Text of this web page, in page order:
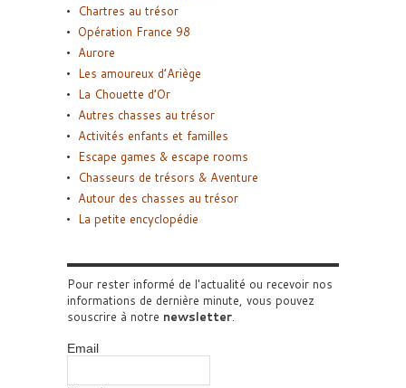
Chartres au trésor
Opération France 98
Aurore
Les amoureux d’Ariège
La Chouette d’Or
Autres chasses au trésor
Activités enfants et familles
Escape games & escape rooms
Chasseurs de trésors & Aventure
Autour des chasses au trésor
La petite encyclopédie
Pour rester informé de l'actualité ou recevoir nos
informations de dernière minute, vous pouvez
souscrire à notre newsletter.
Email